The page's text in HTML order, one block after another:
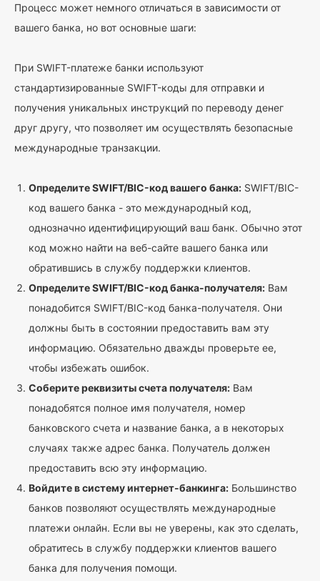
Процесс может немного отличаться в зависимости от
вашего банка, но вот основные шаги:
При SWIFT-платеже банки используют
стандартизированные SWIFT-коды для отправки и
получения уникальных инструкций по переводу денег
друг другу, что позволяет им осуществлять безопасные
международные транзакции.
Определите SWIFT/BIC-код вашего банка: SWIFT/BIC-
код вашего банка - это международный код,
однозначно идентифицирующий ваш банк. Обычно этот
код можно найти на веб-сайте вашего банка или
обратившись в службу поддержки клиентов.
Определите SWIFT/BIC-код банка-получателя: Вам
понадобится SWIFT/BIC-код банка-получателя. Они
должны быть в состоянии предоставить вам эту
информацию. Обязательно дважды проверьте ее,
чтобы избежать ошибок.
Соберите реквизиты счета получателя: Вам
понадобятся полное имя получателя, номер
банковского счета и название банка, а в некоторых
случаях также адрес банка. Получатель должен
предоставить всю эту информацию.
Войдите в систему интернет-банкинга: Большинство
банков позволяют осуществлять международные
платежи онлайн. Если вы не уверены, как это сделать,
обратитесь в службу поддержки клиентов вашего
банка для получения помощи.